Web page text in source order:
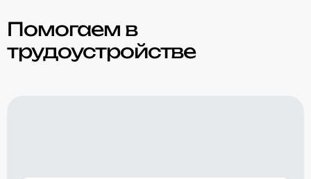
Помогаем в
трудоустройстве